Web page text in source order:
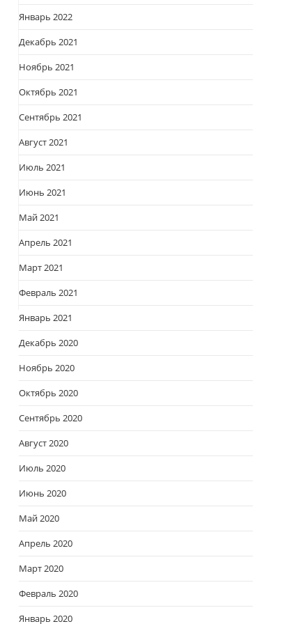
Январь 2022
Декабрь 2021
Ноябрь 2021
Октябрь 2021
Сентябрь 2021
Август 2021
Июль 2021
Июнь 2021
Май 2021
Апрель 2021
Март 2021
Февраль 2021
Январь 2021
Декабрь 2020
Ноябрь 2020
Октябрь 2020
Сентябрь 2020
Август 2020
Июль 2020
Июнь 2020
Май 2020
Апрель 2020
Март 2020
Февраль 2020
Январь 2020